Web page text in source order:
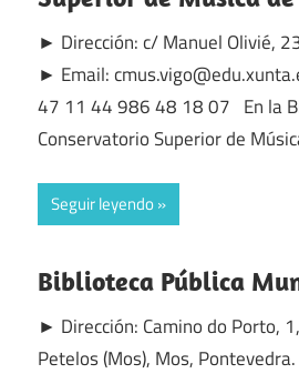
► Dirección: c/ Manuel Olivié,
► Email:
47 11 44 986 48 18 07 En la
Conservatorio Superior de
Seguir leyendo
Biblioteca Pública
► Dirección: Camino do Porto,
Petelos (Mos), Mos,